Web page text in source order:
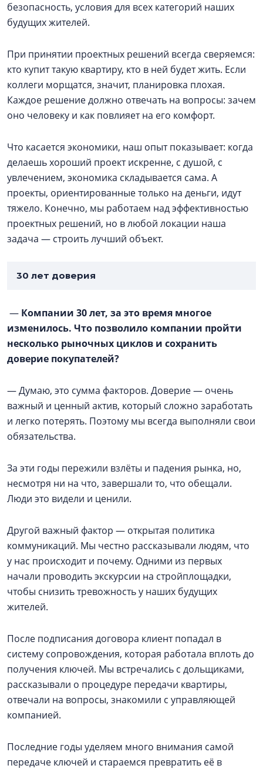
безопасность, условия для всех категорий наших
будущих жителей.
При принятии проектных решений всегда сверяемся:
кто купит такую квартиру, кто в ней будет жить. Если
коллеги морщатся, значит, планировка плохая.
Каждое решение должно отвечать на вопросы: зачем
оно человеку и как повлияет на его комфорт.
Что касается экономики, наш опыт показывает: когда
делаешь хороший проект искренне, с душой, с
увлечением, экономика складывается сама. А
проекты, ориентированные только на деньги, идут
тяжело. Конечно, мы работаем над эффективностью
проектных решений, но в любой локации наша
задача — строить лучший объект.
30 лет доверия
— Компании 30 лет, за это время многое
изменилось. Что позволило компании пройти
несколько рыночных циклов и сохранить
доверие покупателей?
— Думаю, это сумма факторов. Доверие — очень
важный и ценный актив, который сложно заработать
и легко потерять. Поэтому мы всегда выполняли свои
обязательства.
За эти годы пережили взлёты и падения рынка, но,
несмотря ни на что, завершали то, что обещали.
Люди это видели и ценили.
Другой важный фактор — открытая политика
коммуникаций. Мы честно рассказывали людям, что
у нас происходит и почему. Одними из первых
начали проводить экскурсии на стройплощадки,
чтобы снизить тревожность у наших будущих
жителей.
После подписания договора клиент попадал в
систему сопровождения, которая работала вплоть до
получения ключей. Мы встречались с дольщиками,
рассказывали о процедуре передачи квартиры,
отвечали на вопросы, знакомили с управляющей
компанией.
Последние годы уделяем много внимания самой
передаче ключей и стараемся превратить её в